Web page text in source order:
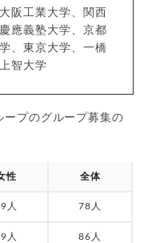
阪工業大学、関西
應義塾大学、京都
、東京大学、一橋
智大学
プのグループ募集の
性 全体
人 78人
人 86人